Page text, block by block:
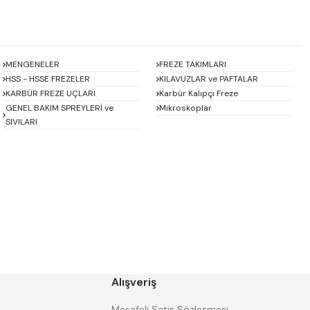
MENGENELER
FREZE TAKIMLARI
HSS - HSSE FREZELER
KILAVUZLAR ve PAFTALAR
KARBÜR FREZE UÇLARI
Karbür Kalıpçı Freze
GENEL BAKIM SPREYLERİ ve
SIVILARI
Mikroskoplar
Krasnic
Alışveriş